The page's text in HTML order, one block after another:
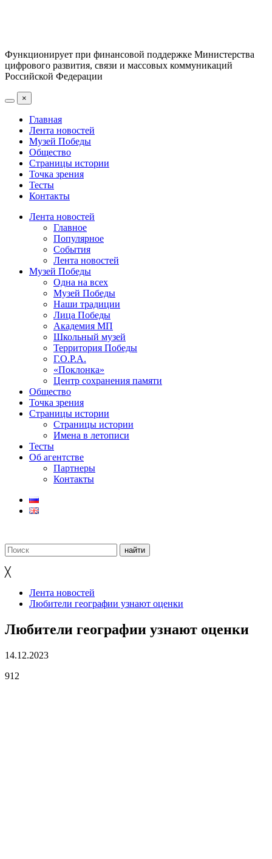
Функционирует при финансовой поддержке Министерства
цифрового развития, связи и массовых коммуникаций
Российской Федерации
×
Главная
Лента новостей
Музей Победы
Общество
Страницы истории
Точка зрения
Тесты
Контакты
Лента новостей
Главное
Популярное
События
Лента новостей
Музей Победы
Одна на всех
Музей Победы
Наши традиции
Лица Победы
Академия МП
Школьный музей
Территория Победы
Г.О.Р.А.
«Поклонка»
Центр сохранения памяти
Общество
Точка зрения
Страницы истории
Страницы истории
Имена в летописи
Тесты
Об агентстве
Партнеры
Контакты
╳
Лента новостей
Любители географии узнают оценки
Любители географии узнают оценки
14.12.2023
912